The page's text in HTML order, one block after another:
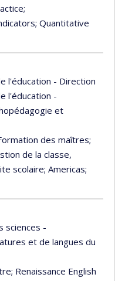
;
; Quantitative
l'éducation - Direction
l'éducation -
et
des maîtres;
de la classe,
scolaire; Americas;
sciences -
et de langues du
; Renaissance English